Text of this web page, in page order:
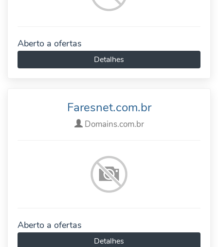
Aberto a ofertas
Detalhes
Faresnet.com.br
Domains.com.br
Aberto a ofertas
Detalhes